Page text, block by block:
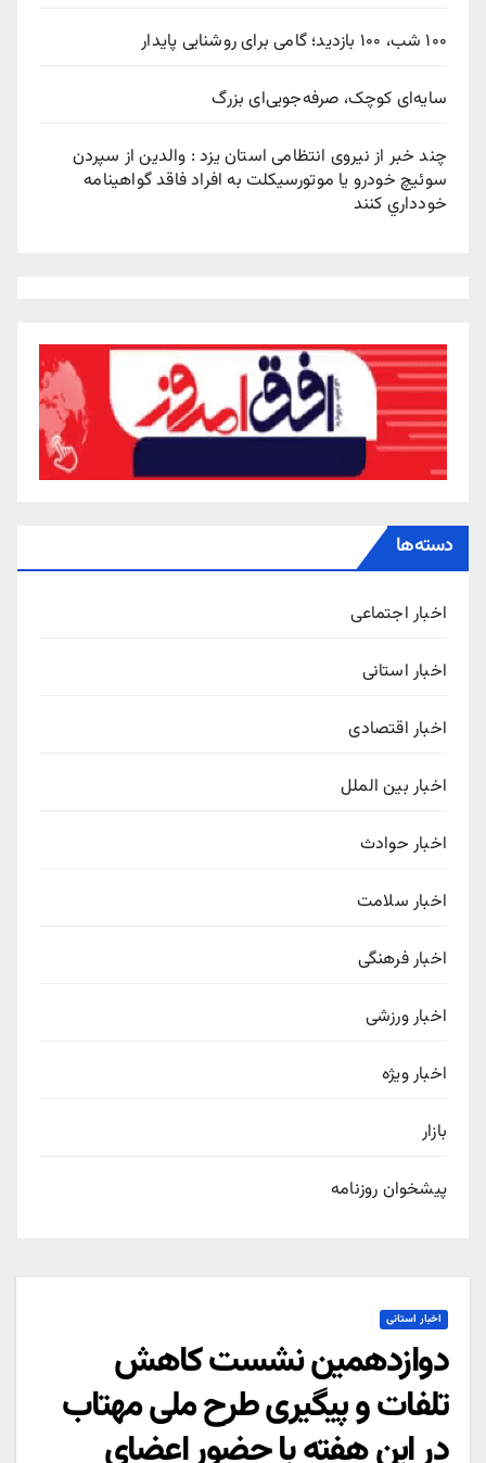
۱۰۰ شب، ۱۰۰ بازدید؛ گامی برای روشنایی پایدار
سایه‌ای کوچک، صرفه‌جویی‌ای بزرگ
چند خبر از نیروی انتظامی استان یزد : والدين از سپردن
سوئيچ خودرو يا موتورسيکلت به افراد فاقد گواهينامه
خودداري کنند
دسته‌ها
اخبار اجتماعی
اخبار استانی
اخبار اقتصادی
اخبار بین الملل
اخبار حوادث
اخبار سلامت
اخبار فرهنگی
اخبار ورزشی
اخبار ویژه
بازار
پیشخوان روزنامه
اخبار استانی
دوازدهمین نشست کاهش
تلفات و پیگیری طرح ملی مهتاب
در این هفته با حضور اعضای